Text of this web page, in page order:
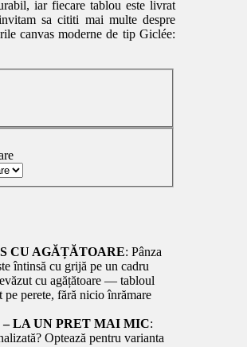
iar fiecare tablou este livrat
sa cititi mai multe despre
canvas moderne de tip Giclée:
CU AGĂȚĂTOARE: Pânza
întinsă cu grijă pe un cadru
cu agățătoare — tabloul
perete, fără nicio înrămare
LA UN PRET MAI MIC:
Optează pentru varianta